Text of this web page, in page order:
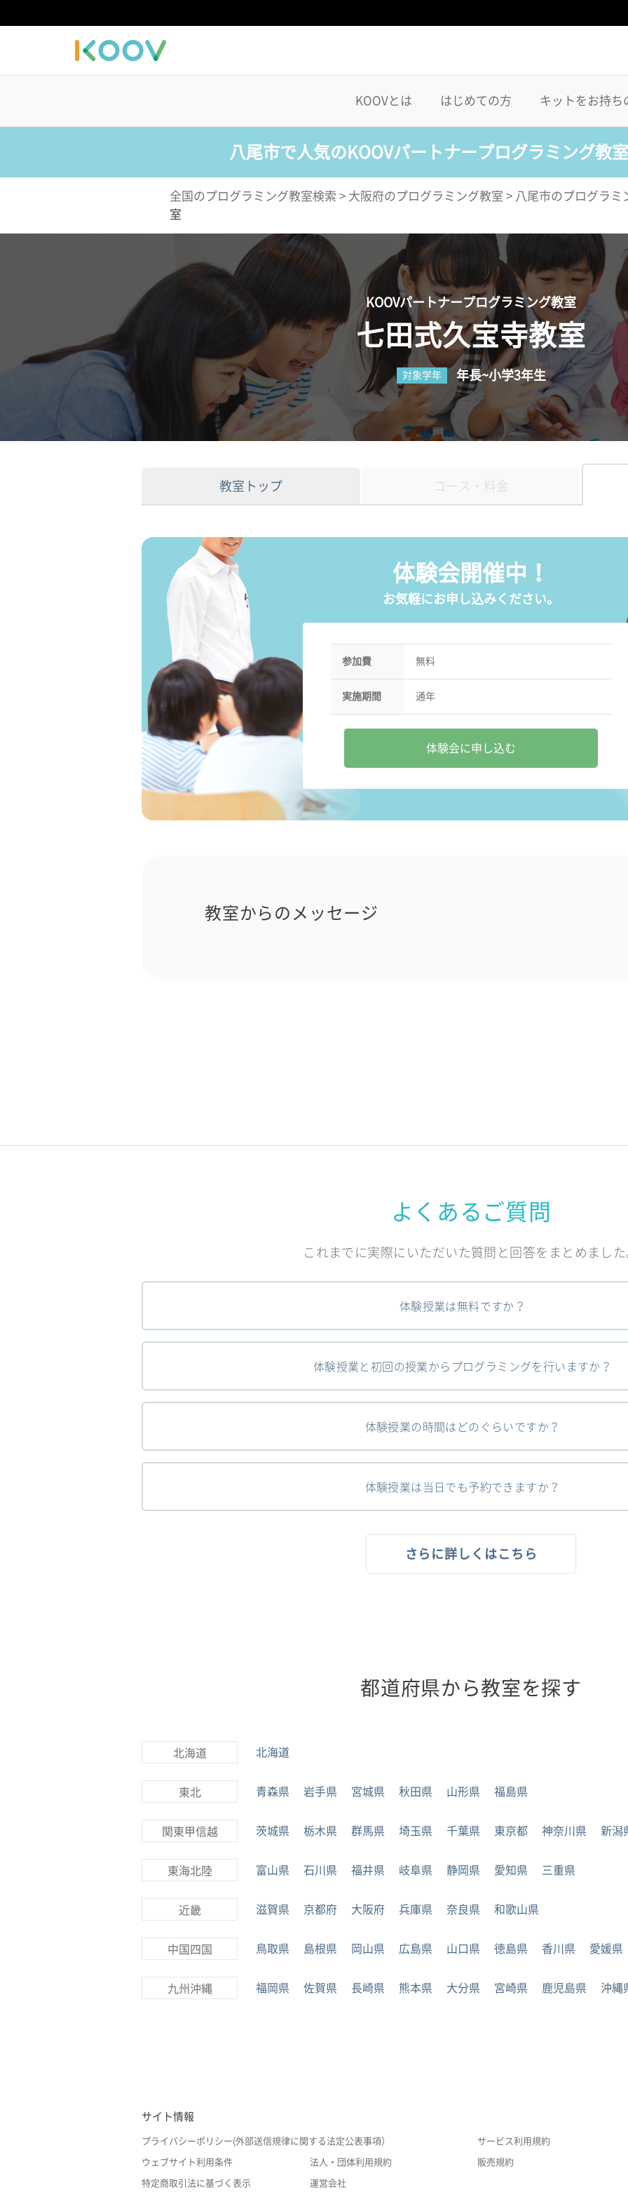
KOOVとは はじめての方 キットをお持ち
八尾市で人気のKOOVパートナープログラミング教
全国のプログラミング教室検索 > 大阪府のプログラミング教室 > 八尾市のプログラミ
室
KOOVパートナープログラミング教室
七田式久宝寺教室
対象学年 年長~小学3年生
教室トップ コース・料金
体験会開催中！
お気軽にお申し込みください。
参加費 無料
実施期間 通年
体験会に申し込む
教室からのメッセージ
よくあるご質問
これまでに実際にいただいた質問と回答をまとめまし
体験授業は無料ですか？
体験授業と初回の授業からプログラミングを行いますか？
体験授業の時間はどのぐらいですか？
体験授業は当日でも予約できますか？
さらに詳しくはこちら
都道府県から教室を探す
北海道 北海道
東北 青森県 岩手県 宮城県 秋田県 山形県 福島県
関東甲信越 茨城県 栃木県 群馬県 埼玉県 千葉県 東京都 神奈川県 新潟
東海北陸 富山県 石川県 福井県 岐阜県 静岡県 愛知県 三重県
近畿 滋賀県 京都府 大阪府 兵庫県 奈良県 和歌山県
中国四国 鳥取県 島根県 岡山県 広島県 山口県 徳島県 香川県 愛媛県
九州沖縄 福岡県 佐賀県 長崎県 熊本県 大分県 宮崎県 鹿児島県 沖縄
サイト情報
プライバシーポリシー(外部送信規律に関する法定公表事項） サービス利用規約
ウェブサイト利用条件 法人・団体利用規約 販売規約
特定商取引法に基づく表示 運営会社